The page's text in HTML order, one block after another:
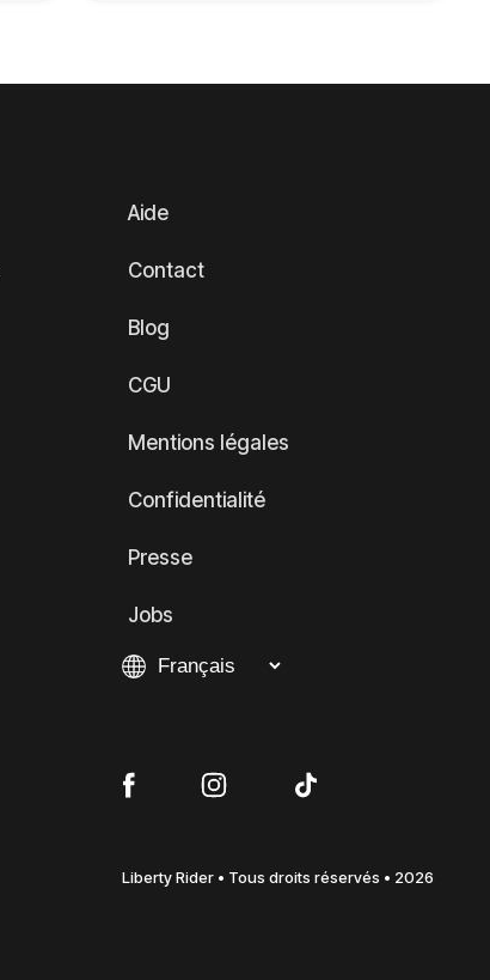
Aide
Contact
Blog
CGU
Mentions légales
Confidentialité
Presse
Jobs
Liberty Rider • Tous droits réservés • 2026